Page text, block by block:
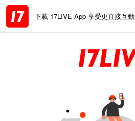
下載 17LIVE App 享受更直接互動